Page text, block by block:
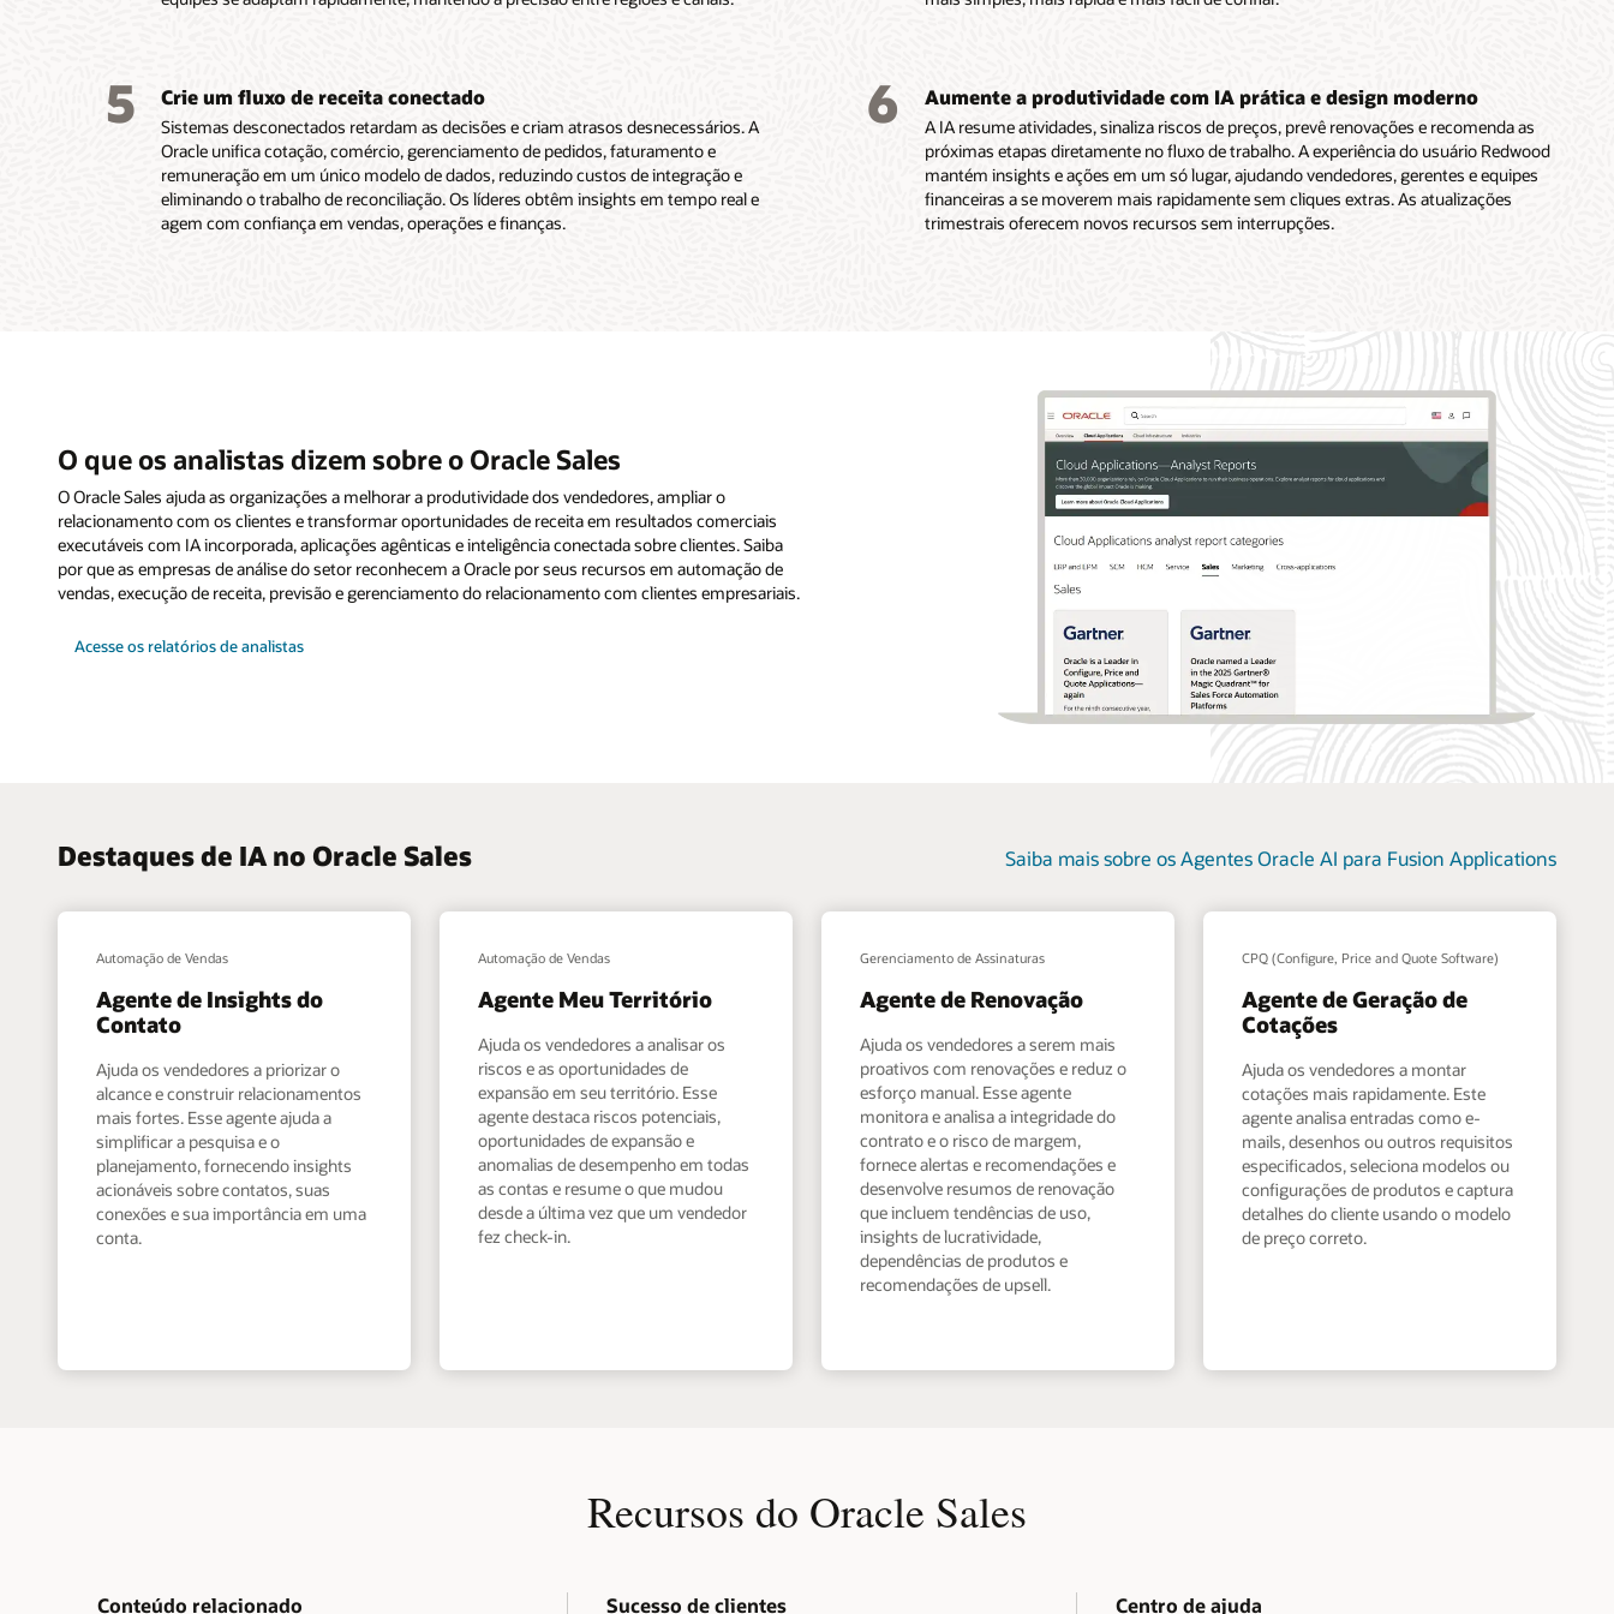
5 Crie um fluxo de receita conectado
Sistemas desconectados retardam as decisões e criam atrasos desnecessários. A
Oracle unifica cotação, comércio, gerenciamento de pedidos, faturamento e
remuneração em um único modelo de dados, reduzindo custos de integração e
eliminando o trabalho de reconciliação. Os líderes obtêm insights em tempo real e
agem com confiança em vendas, operações e finanças.
6 Aumente a produtividade com IA prática e design moderno
A IA resume atividades, sinaliza riscos de preços, prevê renovações e recomenda as
próximas etapas diretamente no fluxo de trabalho. A experiência do usuário Redwood
mantém insights e ações em um só lugar, ajudando vendedores, gerentes e equipes
financeiras a se moverem mais rapidamente sem cliques extras. As atualizações
trimestrais oferecem novos recursos sem interrupções.
O que os analistas dizem sobre o Oracle Sales
O Oracle Sales ajuda as organizações a melhorar a produtividade dos vendedores, ampliar o
relacionamento com os clientes e transformar oportunidades de receita em resultados comerciais
executáveis com IA incorporada, aplicações agênticas e inteligência conectada sobre clientes. Saiba
por que as empresas de análise do setor reconhecem a Oracle por seus recursos em automação de
vendas, execução de receita, previsão e gerenciamento do relacionamento com clientes empresariais.
Acesse os relatórios de analistas
Destaques de IA no Oracle Sales Saiba mais sobre os Agentes Oracle AI para Fusion Applications
Automação de Vendas
Agente de Insights do
Contato
Ajuda os vendedores a priorizar o
alcance e construir relacionamentos
mais fortes. Esse agente ajuda a
simplificar a pesquisa e o
planejamento, fornecendo insights
acionáveis sobre contatos, suas
conexões e sua importância em uma
conta.
Automação de Vendas
Agente Meu Território
Ajuda os vendedores a analisar os
riscos e as oportunidades de
expansão em seu território. Esse
agente destaca riscos potenciais,
oportunidades de expansão e
anomalias de desempenho em todas
as contas e resume o que mudou
desde a última vez que um vendedor
fez check-in.
Gerenciamento de Assinaturas
Agente de Renovação
Ajuda os vendedores a serem mais
proativos com renovações e reduz o
esforço manual. Esse agente
monitora e analisa a integridade do
contrato e o risco de margem,
fornece alertas e recomendações e
desenvolve resumos de renovação
que incluem tendências de uso,
insights de lucratividade,
dependências de produtos e
recomendações de upsell.
CPQ (Configure, Price and Quote Software)
Agente de Geração de
Cotações
Ajuda os vendedores a montar
cotações mais rapidamente. Este
agente analisa entradas como e-
mails, desenhos ou outros requisitos
especificados, seleciona modelos ou
configurações de produtos e captura
detalhes do cliente usando o modelo
de preço correto.
Recursos do Oracle Sales
Conteúdo relacionado Sucesso de clientes Centro de ajuda